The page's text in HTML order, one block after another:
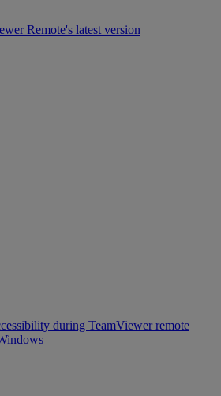
Remote's latest version
during TeamViewer remote